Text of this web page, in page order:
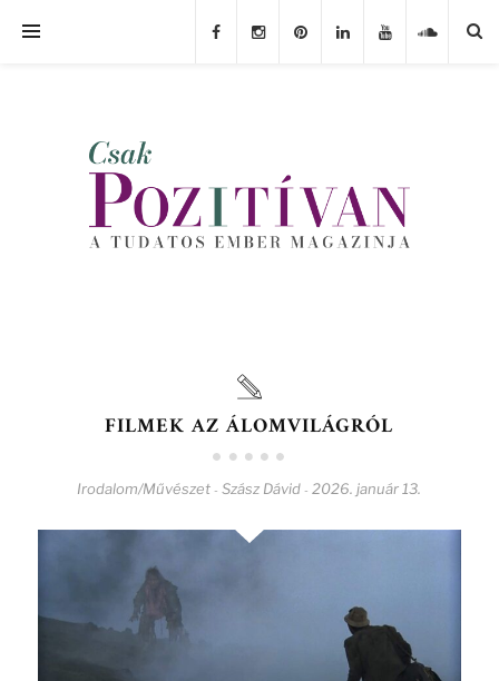
FILMEK AZ ÁLOMVILÁGRÓL
Irodalom/Művészet - Szász Dávid - 2026. január 13.